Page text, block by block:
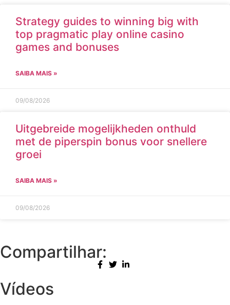
Strategy guides to winning big with
top pragmatic play online casino
games and bonuses
SAIBA MAIS »
09/08/2026
Uitgebreide mogelijkheden onthuld
met de piperspin bonus voor snellere
groei
SAIBA MAIS »
09/08/2026
Compartilhar:
Vídeos